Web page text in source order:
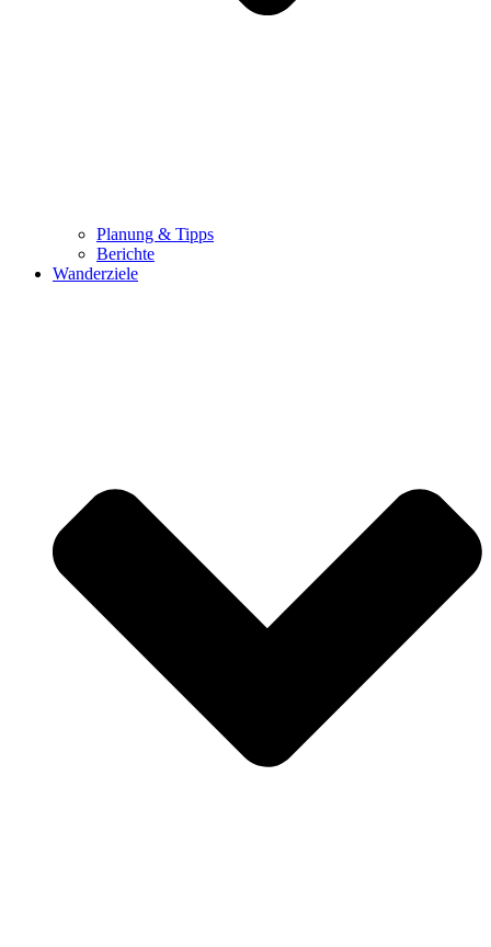
Planung & Tipps
Berichte
Wanderziele